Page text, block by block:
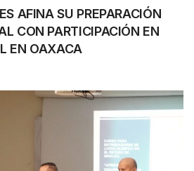
AFINA SU PREPARACIÓN
CON PARTICIPACIÓN EN
EN OAXACA